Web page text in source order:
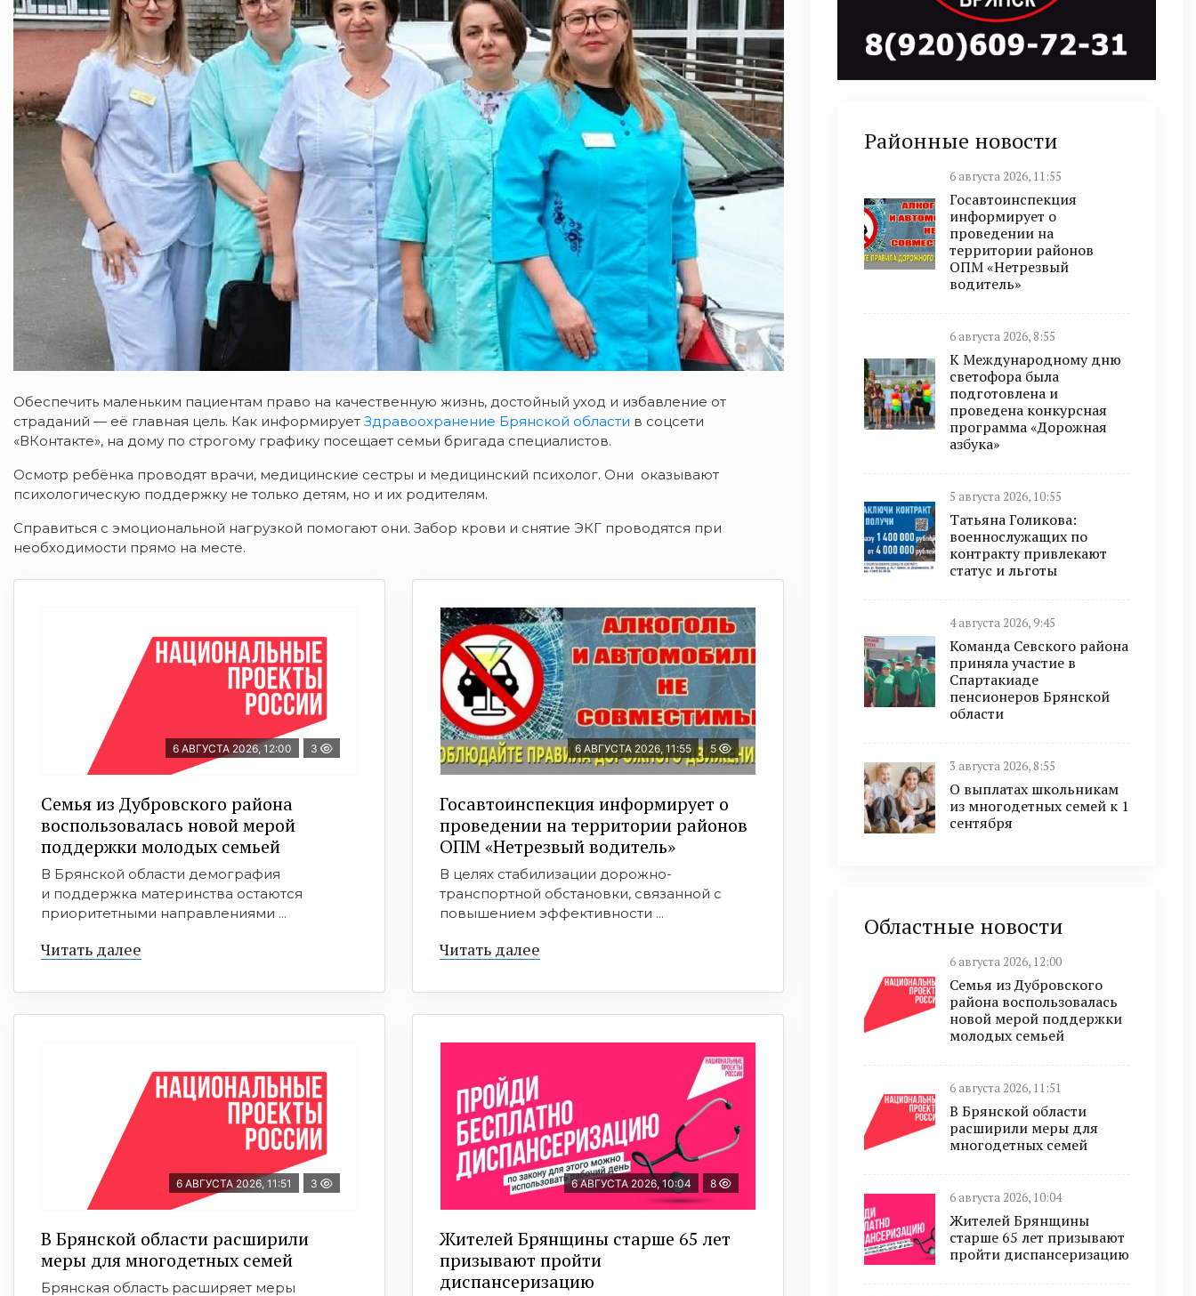
Обеспечить маленьким пациентам право на качественную жизнь, достойный уход и избавление от
страданий — её главная цель. Как информирует Здравоохранение Брянской области в соцсети
«ВКонтакте», на дому по строгому графику посещает семьи бригада специалистов.
Осмотр ребёнка проводят врачи, медицинские сестры и медицинский психолог. Они оказывают
психологическую поддержку не только детям, но и их родителям.
Справиться с эмоциональной нагрузкой помогают они. Забор крови и снятие ЭКГ проводятся при
необходимости прямо на месте.
6 АВГУСТА 2026, 12:00 3
Семья из Дубровского района
воспользовалась новой мерой
поддержки молодых семьей
В Брянской области демография
и поддержка материнства остаются
приоритетными направлениями ...
Читать далее
6 АВГУСТА 2026, 11:55 5
Госавтоинспекция информирует о
проведении на территории районов
ОПМ «Нетрезвый водитель»
В целях стабилизации дорожно-
транспортной обстановки, связанной с
повышением эффективности ...
Читать далее
6 АВГУСТА 2026, 11:51 3
В Брянской области расширили
меры для многодетных семей
Брянская область расширяет меры
6 АВГУСТА 2026, 10:04 8
Жителей Брянщины старше 65 лет
призывают пройти
диспансеризацию
Районные новости
6 августа 2026, 11:55
Госавтоинспекция
информирует о
проведении на
территории районов
ОПМ «Нетрезвый
водитель»
6 августа 2026, 8:55
К Международному дню
светофора была
подготовлена и
проведена конкурсная
программа «Дорожная
азбука»
5 августа 2026, 10:55
Татьяна Голикова:
военнослужащих по
контракту привлекают
статус и льготы
4 августа 2026, 9:45
Команда Севского района
приняла участие в
Спартакиаде
пенсионеров Брянской
области
3 августа 2026, 8:55
О выплатах школьникам
из многодетных семей к 1
сентября
Областные новости
6 августа 2026, 12:00
Семья из Дубровского
района воспользовалась
новой мерой поддержки
молодых семьей
6 августа 2026, 11:51
В Брянской области
расширили меры для
многодетных семей
6 августа 2026, 10:04
Жителей Брянщины
старше 65 лет призывают
пройти диспансеризацию